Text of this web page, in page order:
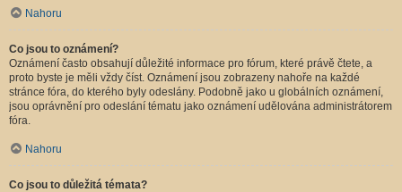
Nahoru
Co jsou to oznámení?
Oznámení často obsahují důležité informace pro fórum, které právě čtete, a
proto byste je měli vždy číst. Oznámení jsou zobrazeny nahoře na každé
stránce fóra, do kterého byly odeslány. Podobně jako u globálních oznámení,
jsou oprávnění pro odeslání tématu jako oznámení udělována administrátorem
fóra.
Nahoru
Co jsou to důležitá témata?